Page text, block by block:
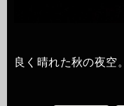
良く晴れた秋の夜空。